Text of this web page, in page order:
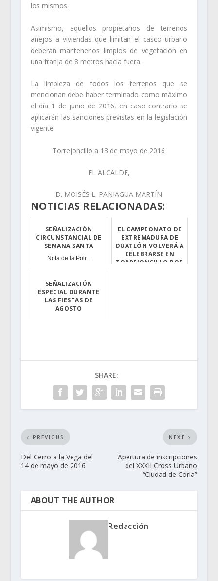
los mismos.
Asimismo, aquellos propietarios de terrenos
anejos a viviendas que limitan el casco urbano
deberán mantenerlos limpios de vegetación en
una franja de 8 metros hacia fuera.
La limpieza de todos los terrenos que se
mencionan debe haber terminado como máximo
el día 1 de junio de 2016, en caso contrario se
aplicarán las sanciones previstas en la legislación
vigente.
Torrejoncillo a 13 de mayo de 2016
EL ALCALDE,
D. MOISÉS L. PANIAGUA MARTÍN
NOTICIAS RELACIONADAS:
SEÑALIZACIÓN
CIRCUNSTANCIAL DE
SEMANA SANTA
Nota de la Poli...
EL CAMPEONATO DE
EXTREMADURA DE
DUATLÓN VOLVERÁ A
CELEBRARSE EN
TORREJONCILLO POR
SEÑALIZACIÓN
ESPECIAL DURANTE
LAS FIESTAS DE
AGOSTO
SHARE:
PREVIOUS
Del Cerro a la Vega del
14 de mayo de 2016
NEXT
Apertura de inscripciones
del XXXII Cross Urbano
“Ciudad de Coria”
ABOUT THE AUTHOR
Redacción